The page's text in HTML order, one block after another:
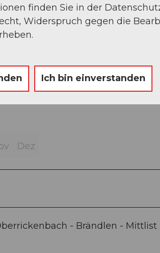
Dez
- Brändlen - Mittlist
finden Sie in der
Widerspruch gegen die
Ich bin einverstanden